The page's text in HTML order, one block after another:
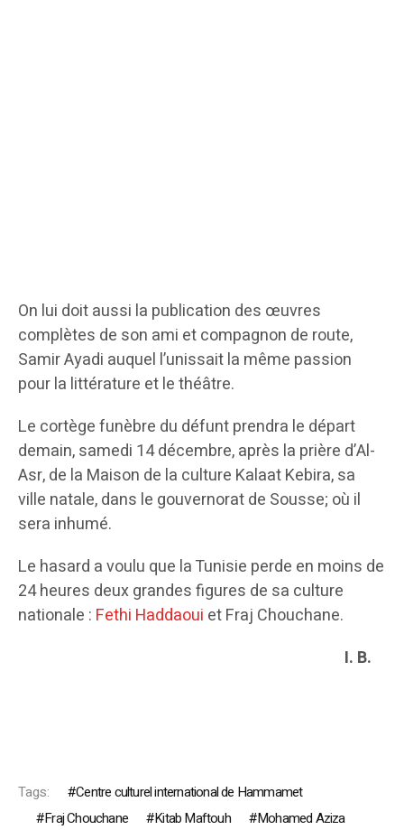
On lui doit aussi la publication des œuvres
complètes de son ami et compagnon de route,
Samir Ayadi auquel l’unissait la même passion
pour la littérature et le théâtre.
Le cortège funèbre du défunt prendra le départ
demain, samedi 14 décembre, après la prière d’Al-
Asr, de la Maison de la culture Kalaat Kebira, sa
ville natale, dans le gouvernorat de Sousse; où il
sera inhumé.
Le hasard a voulu que la Tunisie perde en moins de
24 heures deux grandes figures de sa culture
nationale : Fethi Haddaoui et Fraj Chouchane.
I. B.
Tags:
Centre culturel international de Hammamet
Fraj Chouchane
Kitab Maftouh Mohamed Aziza